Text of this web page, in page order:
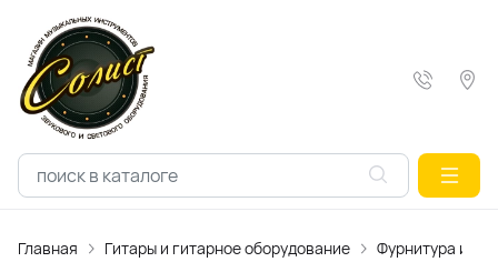
Главная Гитары и гитарное оборудование Фурнитура и